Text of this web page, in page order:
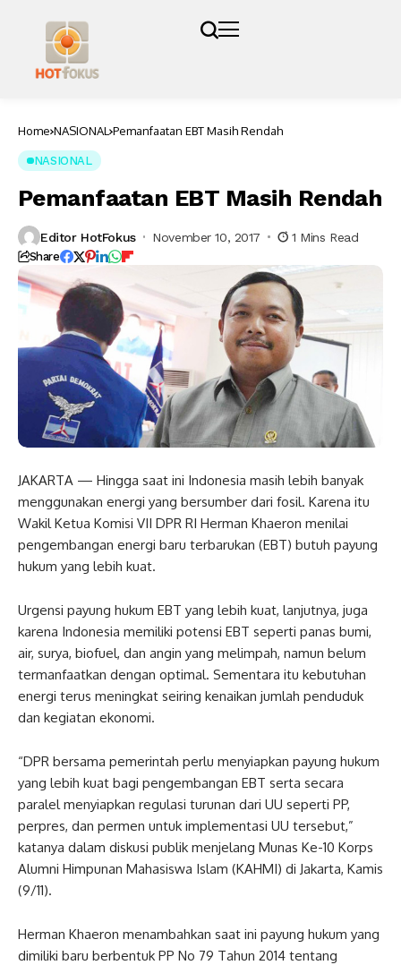
Home NASIONAL Pemanfaatan EBT Masih Rendah
NASIONAL
Pemanfaatan EBT Masih Rendah
Editor HotFokus November 10, 2017 1 Mins Read
Share
JAKARTA — Hingga saat ini Indonesia masih lebih banyak
menggunakan energi yang bersumber dari fosil. Karena itu
Wakil Ketua Komisi VII DPR RI Herman Khaeron menilai
pengembangan energi baru terbarukan (EBT) butuh payung
hukum yang lebih kuat.
Urgensi payung hukum EBT yang lebih kuat, lanjutnya, juga
karena Indonesia memiliki potensi EBT seperti panas bumi,
air, surya, biofuel, dan angin yang melimpah, namun belum
termanfaatkan dengan optimal. Sementara itu kebutuhan
energi terus meningkat seiring kenaikan jumlah penduduk
dan kegiatan ekonomi.
“DPR bersama pemerintah perlu menyiapkan payung hukum
yang lebih kuat bagi pengembangan EBT serta secara
paralel menyiapkan regulasi turunan dari UU seperti PP,
perpres, dan permen untuk implementasi UU tersebut,”
katanya dalam diskusi publik menjelang Munas Ke-10 Korps
Alumni Himpunan Mahasiswa Islam (KAHMI) di Jakarta, Kamis
(9/11).
Herman Khaeron menambahkan saat ini payung hukum yang
dimiliki baru berbentuk PP No 79 Tahun 2014 tentang